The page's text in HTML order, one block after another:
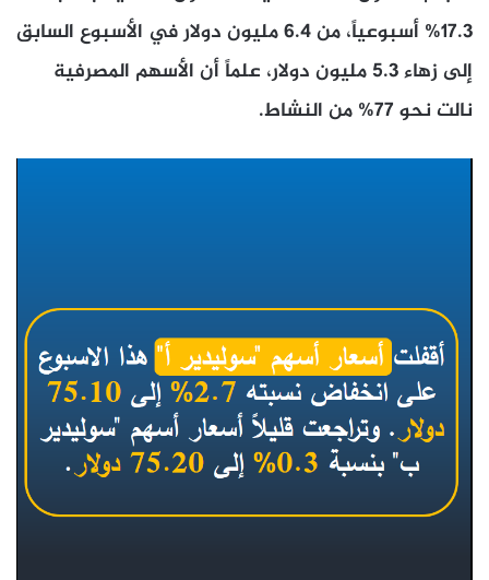
17.3% أسبوعياً، من 6.4 مليون دولار في الأسبوع السابق
إلى زهاء 5.3 مليون دولار، علماً أن الأسهم المصرفية
نالت نحو 77% من النشاط.